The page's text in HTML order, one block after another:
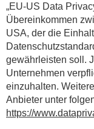
„EU-US Data
Übereinkommen
USA, der die
gewährleisten soll.
Unternehmen
einzuhalten.
Anbieter unter
https://